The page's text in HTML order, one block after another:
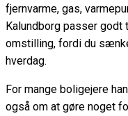
fjernvarme, gas,
Kalundborg passer
omstilling, fordi du
hverdag.
For mange boligejere
også om at gøre noget